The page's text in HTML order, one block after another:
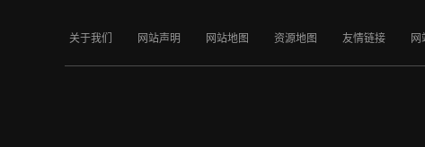
关于我们 网站声明 网站地图 资源地图 友情链接 网